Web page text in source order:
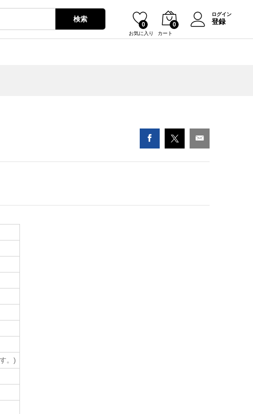
検索
お気に入り
0
カート
0
ログイン
登録
。)
¥1,800 カートに入れる